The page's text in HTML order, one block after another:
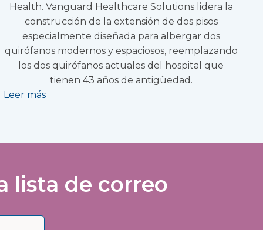
Health. Vanguard Healthcare Solutions lidera la
construcción de la extensión de dos pisos
especialmente diseñada para albergar dos
quirófanos modernos y espaciosos, reemplazando
los dos quirófanos actuales del hospital que
tienen 43 años de antigüedad.
Leer más
lista de correo